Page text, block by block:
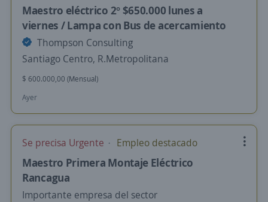
Maestro eléctrico 2° $650.000 lunes a
viernes / Lampa con Bus de acercamiento
Thompson Consulting
Santiago Centro, R.Metropolitana
$ 600.000,00 (Mensual)
Ayer
Se precisa Urgente Empleo destacado
Maestro Primera Montaje Eléctrico
Rancagua
Importante empresa del sector